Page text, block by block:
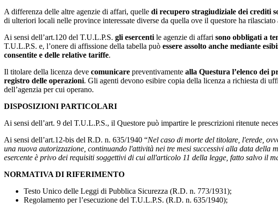
A differenza delle altre agenzie di affari, quelle di recupero stragiudiziale dei crediti
di ulteriori locali nelle province interessate diverse da quella ove il questore ha rilasciato
Ai sensi dell’art.120 del T.U.L.P.S. gli esercentile agenzie di affari sono obbligati a
T.U.L.P.S. e, l’onere di affissione della tabella può essere assolto anche mediante
consentite e delle relative tariffe.
Il titolare della licenza deve comunicare preventivamente alla Questura l’elenco dei
registro delle operazioni. Gli agenti devono esibire copia della licenza a richiesta di
dell’agenzia per cui operano.
DISPOSIZIONI PARTICOLARI
Ai sensi dell’art. 9 del T.U.L.P.S., il Questore può impartire le prescrizioni ritenute
Ai sensi dell’art.12-bis del R.D. n. 635/1940 “Nel caso di morte del titolare, l'erede,
una nuova autorizzazione, continuando l'attività nei tre mesi successivi alla data
esercente è privo dei requisiti soggettivi di cui all'articolo 11 della legge, fatto salvo il
NORMATIVA DI RIFERIMENTO
Testo Unico delle Leggi di Pubblica Sicurezza (R.D. n. 773/1931);
Regolamento per l’esecuzione del T.U.L.P.S. (R.D. n. 635/1940);